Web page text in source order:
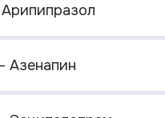
Азенапин